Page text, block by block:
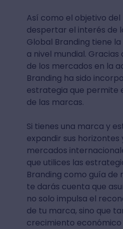
Así como el objetivo
despertar el interés de
Global Branding tiene
a nivel mundial. Gracias
de los mercados en la
Branding ha sido
estrategia que permite
de las marcas.
Si tienes una marca y
expandir sus
mercados
que utilices las
Branding como guía de
te darás cuenta que
no solo impulsa el
de tu marca, sino que
crecimiento económico